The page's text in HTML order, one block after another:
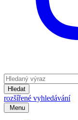
Hledat
rozšířené vyhledávání
Menu